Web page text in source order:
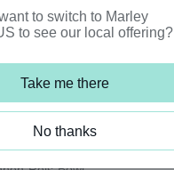
Poké-Style
to switch to Marley
to see our local offering?
Take me there
No thanks